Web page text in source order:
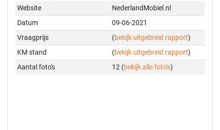
Website
NederlandMobiel.nl
Datum
09-06-2021
Vraagprijs
(bekijk uitgebreid rapport)
KM stand
(bekijk uitgebreid rapport)
Aantal foto's
12 (bekijk alle foto's)